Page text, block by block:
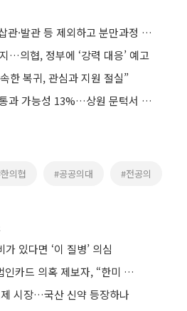
PA 간호사 업무범위서 삽관·발관 등 제외하고 분만과정 내진 등 추가
…의협, 정부에 ‘강력 대응’ 예고
한 복귀, 관심과 지원 절실”
美 클래리티 법안 연내 통과 가능성 13%…상원 문턱서 제동
의협 #공공의대 #전공의
있다면 ‘이 질병’ 의심
한미약품 송영숙 회장 법인카드 의혹 제보자, “한미 잘 되기 바라는 마음”
제 시장…국산 신약 등장하나